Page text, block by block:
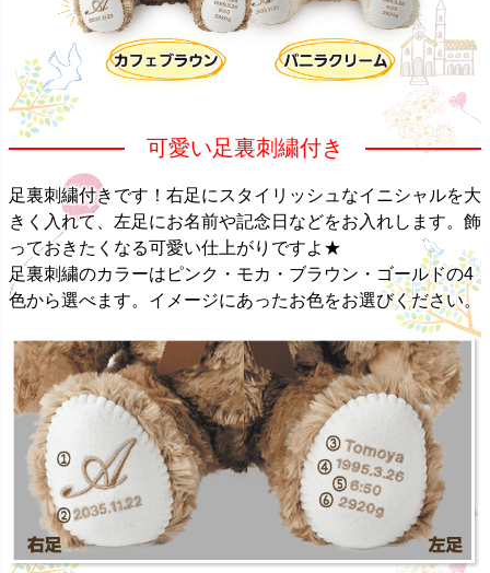
可愛い足裏刺繍付き
足裏刺繍付きです！右足にスタイリッシュなイニシャルを大
きく入れて、左足にお名前や記念日などをお入れします。飾
っておきたくなる可愛い仕上がりですよ★
足裏刺繍のカラーはピンク・モカ・ブラウン・ゴールドの4
色から選べます。イメージにあったお色をお選びください。